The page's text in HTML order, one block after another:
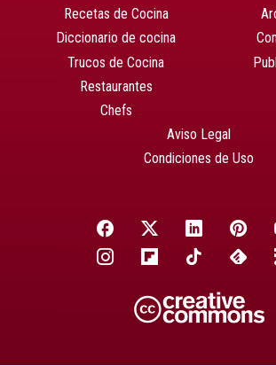
Recetas de Cocina
Diccionario de cocina
Trucos de Cocina
Restaurantes
Chefs
Aviso Legal
Condiciones de Uso